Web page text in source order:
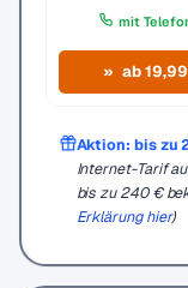
mit
ab
Aktion: bis zu
Internet-Tarif
bis zu 240 €
Erklärung hier)